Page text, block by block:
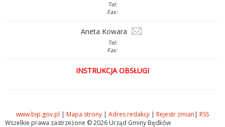
Tel:
Fax:
Aneta Kowara
Tel:
Fax:
INSTRUKCJA OBSŁUGI
www.bip.gov.pl | Mapa strony | Adres redakcji | Rejestr zmian | RSS
Wszelkie prawa zastrzeżone © 2026 Urząd Gminy Będków